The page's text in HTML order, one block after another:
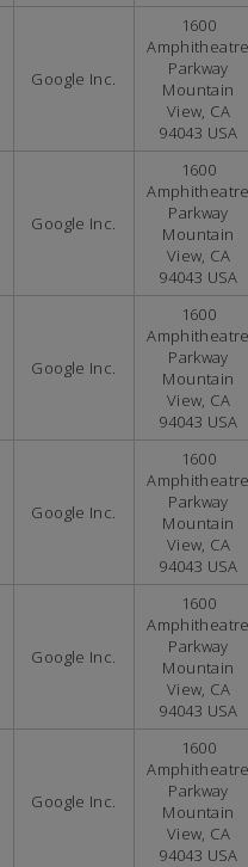
Google Inc.
1600
Parkway
Mountain
View, CA
94043 USA
Google Inc.
1600
Parkway
Mountain
View, CA
94043 USA
Google Inc.
1600
Parkway
Mountain
View, CA
94043 USA
Google Inc.
1600
Parkway
Mountain
View, CA
94043 USA
Google Inc.
1600
Parkway
Mountain
View, CA
94043 USA
Google Inc.
1600
Parkway
Mountain
View, CA
94043 USA